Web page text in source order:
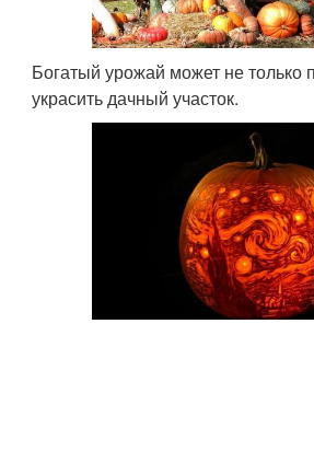
Богатый урожай может не только
украсить дачный участок.